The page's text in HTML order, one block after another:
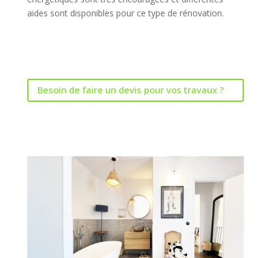
aides sont disponibles pour ce type de rénovation.
Besoin de faire un devis pour vos travaux ?